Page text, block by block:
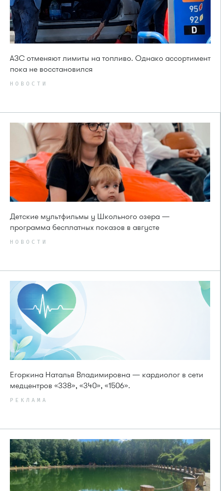
АЗС отменяют лимиты на топливо. Однако ассортимент
пока не восстановился
НОВОСТИ
Детские мультфильмы у Школьного озера —
программа бесплатных показов в августе
НОВОСТИ
Егоркина Наталья Владимировна — кардиолог в сети
медцентров «338», «340», «1506».
РЕКЛАМА